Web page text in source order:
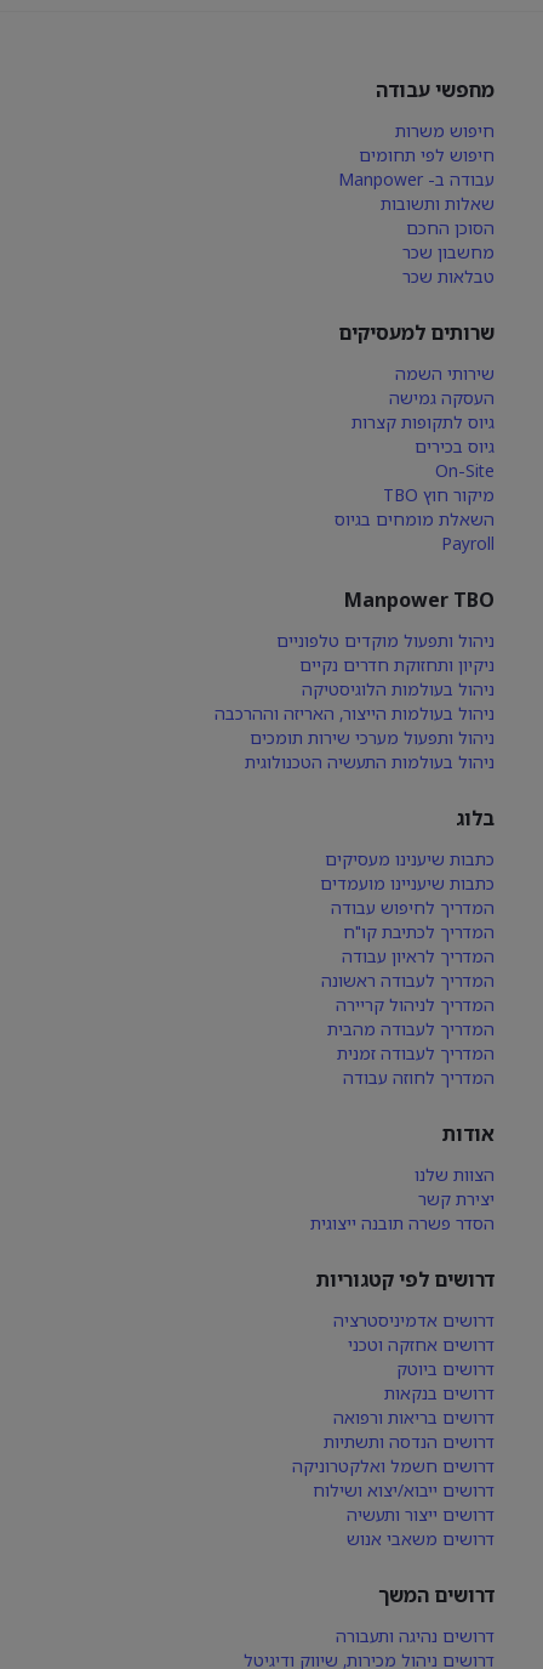
מחפשי עבודה
חיפוש משרות
חיפוש לפי תחומים
עבודה ב- Manpower
שאלות ותשובות
הסוכן החכם
מחשבון שכר
טבלאות שכר
שרותים למעסיקים
שירותי השמה
העסקה גמישה
גיוס לתקופות קצרות
גיוס בכירים
On-Site
מיקור חוץ TBO
השאלת מומחים בגיוס
Payroll
Manpower TBO
ניהול ותפעול מוקדים טלפוניים
ניקיון ותחזוקת חדרים נקיים
ניהול בעולמות הלוגיסטיקה
ניהול בעולמות הייצור, האריזה וההרכבה
ניהול ותפעול מערכי שירות תומכים
ניהול בעולמות התעשיה הטכנולוגית
בלוג
כתבות שיענינו מעסיקים
כתבות שיעניינו מועמדים
המדריך לחיפוש עבודה
המדריך לכתיבת קו"ח
המדריך לראיון עבודה
המדריך לעבודה ראשונה
המדריך לניהול קריירה
המדריך לעבודה מהבית
המדריך לעבודה זמנית
המדריך לחוזה עבודה
אודות
הצוות שלנו
יצירת קשר
הסדר פשרה תובנה ייצוגית
דרושים לפי קטגוריות
דרושים אדמיניסטרציה
דרושים אחזקה וטכני
דרושים ביוטק
דרושים בנקאות
דרושים בריאות ורפואה
דרושים הנדסה ותשתיות
דרושים חשמל ואלקטרוניקה
דרושים ייבוא/יצוא ושילוח
דרושים ייצור ותעשיה
דרושים משאבי אנוש
דרושים המשך
דרושים נהיגה ותעבורה
דרושים ניהול מכירות, שיווק ודיגיטל